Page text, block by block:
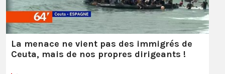
La menace ne vient pas des immigrés de
Ceuta, mais de nos propres dirigeants !